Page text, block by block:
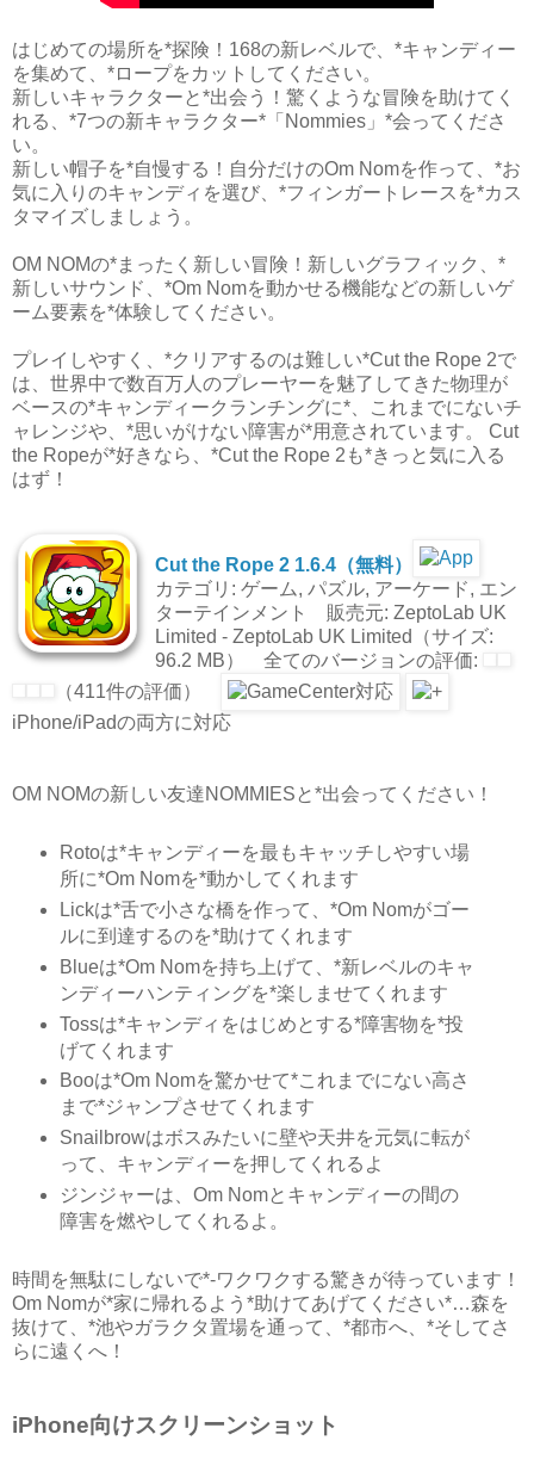
はじめての場所を*探険！168の新レベルで、*キャンディー
を集めて、*ロープをカットしてください。
新しいキャラクターと*出会う！驚くような冒険を助けてく
れる、*7つの新キャラクター*「Nommies」*会ってくださ
い。
新しい帽子を*自慢する！自分だけのOm Nomを作って、*お
気に入りのキャンディを選び、*フィンガートレースを*カス
タマイズしましょう。
OM NOMの*まったく新しい冒険！新しいグラフィック、*
新しいサウンド、*Om Nomを動かせる機能などの新しいゲ
ーム要素を*体験してください。
プレイしやすく、*クリアするのは難しい*Cut the Rope 2で
は、世界中で数百万人のプレーヤーを魅了してきた物理が
ベースの*キャンディークランチングに*、これまでにないチ
ャレンジや、*思いがけない障害が*用意されています。 Cut
the Ropeが*好きなら、*Cut the Rope 2も*きっと気に入る
はず！
Cut the Rope 2 1.6.4（無料）
カテゴリ: ゲーム, パズル, アーケード, エン
ターテインメント 販売元: ZeptoLab UK
Limited - ZeptoLab UK Limited（サイズ:
96.2 MB） 全てのバージョンの評価:
（411件の評価）
iPhone/iPadの両方に対応
OM NOMの新しい友達NOMMIESと*出会ってください！
Rotoは*キャンディーを最もキャッチしやすい場
所に*Om Nomを*動かしてくれます
Lickは*舌で小さな橋を作って、*Om Nomがゴー
ルに到達するのを*助けてくれます
Blueは*Om Nomを持ち上げて、*新レベルのキャ
ンディーハンティングを*楽しませてくれます
Tossは*キャンディをはじめとする*障害物を*投
げてくれます
Booは*Om Nomを驚かせて*これまでにない高さ
まで*ジャンプさせてくれます
Snailbrowはボスみたいに壁や天井を元気に転が
って、キャンディーを押してくれるよ
ジンジャーは、Om Nomとキャンディーの間の
障害を燃やしてくれるよ。
時間を無駄にしないで*-ワクワクする驚きが待っています！
Om Nomが*家に帰れるよう*助けてあげてください*…森を
抜けて、*池やガラクタ置場を通って、*都市へ、*そしてさ
らに遠くへ！
iPhone向けスクリーンショット